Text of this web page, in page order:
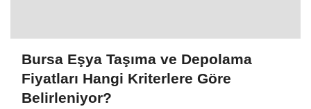
Bursa Eşya Taşıma ve Depolama
Fiyatları Hangi Kriterlere Göre
Belirleniyor?